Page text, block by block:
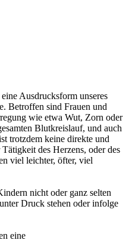
eine Ausdrucksform unseres
Betroffen sind Frauen und
wie etwa Wut, Zorn oder
Blutkreislauf, und auch
trotzdem keine direkte und
des Herzens, oder des
viel leichter, öfter, viel
nicht oder ganz selten
Druck stehen oder infolge
eine